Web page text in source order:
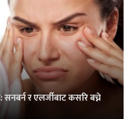
सनबर्न र एलर्जीबाट कसरि बच्ने